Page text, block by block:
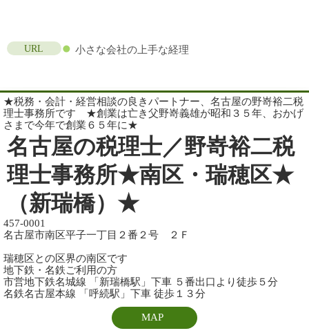
URL 小さな会社の上手な経理
★税務・会計・経営相談の良きパートナー、名古屋の野嵜裕二税
理士事務所です ★創業は亡き父野嵜義雄が昭和３５年、おかげ
さまで今年で創業６５年に★
名古屋の税理士／野嵜裕二税
理士事務所★南区・瑞穂区★
（新瑞橋）★
457-0001
名古屋市南区平子一丁目２番２号 ２Ｆ
瑞穂区との区界の南区です
地下鉄・名鉄ご利用の方
市営地下鉄名城線 「新瑞橋駅」下車 ５番出口より徒歩５分
名鉄名古屋本線 「呼続駅」下車 徒歩１３分
MAP